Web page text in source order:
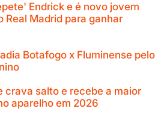
Endrick e é novo jovem
Real Madrid para ganhar
Botafogo x Fluminense pelo
crava salto e recebe a maior
aparelho em 2026